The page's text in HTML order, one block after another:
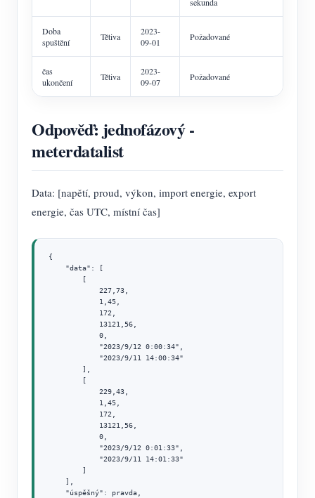
sekunda
Doba
spuštění
Tětiva
2023-
09-01
Požadované
čas
ukončení
Tětiva
2023-
09-07
Požadované
Odpověď: jednofázový -
meterdatalist
Data: [napětí, proud, výkon, import energie, export
energie, čas UTC, místní čas]
{
    "data": [
            227,73,
            1,45,
            172,
            13121,56,
            0,
            "2023/9/12 0:00:34",
            "2023/9/11 14:00:34"
        ],
            229,43,
            1,45,
            172,
            13121,56,
            0,
            "2023/9/12 0:01:33",
            "2023/9/11 14:01:33"
    ],
    "úspěšný": pravda,